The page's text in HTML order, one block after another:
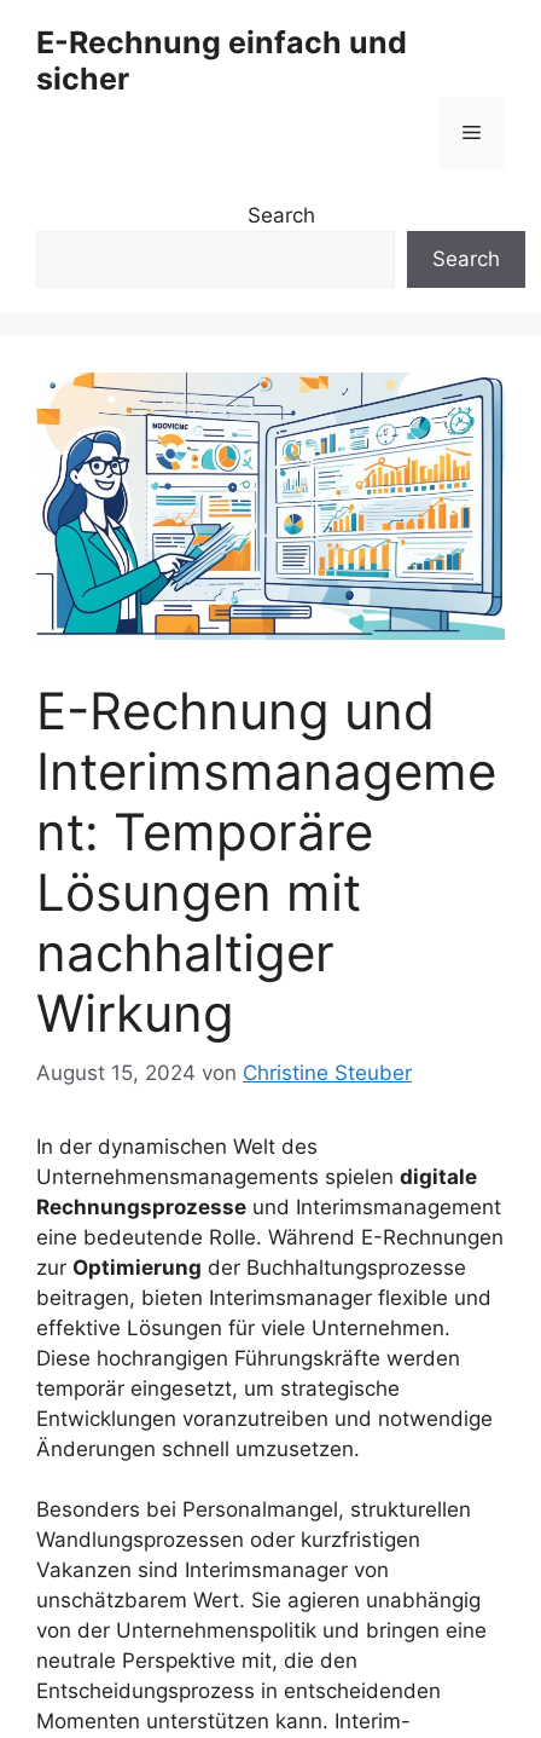
Inhalt
springen
E-Rechnung einfach und
sicher
Menü
Search
Search
E-Rechnung und
Interimsmanageme
nt: Temporäre
Lösungen mit
nachhaltiger
Wirkung
August 15, 2024 von Christine Steuber
In der dynamischen Welt des
Unternehmensmanagements spielen digitale
Rechnungsprozesse und Interimsmanagement
eine bedeutende Rolle. Während E-Rechnungen
zur Optimierung der Buchhaltungsprozesse
beitragen, bieten Interimsmanager flexible und
effektive Lösungen für viele Unternehmen.
Diese hochrangigen Führungskräfte werden
temporär eingesetzt, um strategische
Entwicklungen voranzutreiben und notwendige
Änderungen schnell umzusetzen.
Besonders bei Personalmangel, strukturellen
Wandlungsprozessen oder kurzfristigen
Vakanzen sind Interimsmanager von
unschätzbarem Wert. Sie agieren unabhängig
von der Unternehmenspolitik und bringen eine
neutrale Perspektive mit, die den
Entscheidungsprozess in entscheidenden
Momenten unterstützen kann. Interim-